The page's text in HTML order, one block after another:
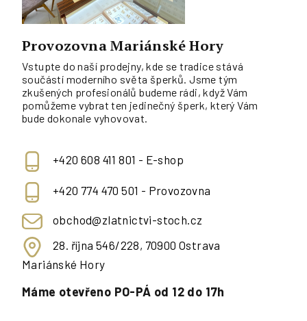
Provozovna Mariánské Hory
Vstupte do naší prodejny, kde se tradice stává
součástí moderního světa šperků. Jsme tým
zkušených profesionálů budeme rádi, když Vám
pomůžeme vybrat ten jedinečný šperk, který Vám
bude dokonale vyhovovat.
+420 608 411 801 - E-shop
+420 774 470 501 - Provozovna
obchod@zlatnictvi-stoch.cz
28. října 546/228, 70900 Ostrava
Mariánské Hory
Máme otevřeno PO-PÁ od 12 do 17h